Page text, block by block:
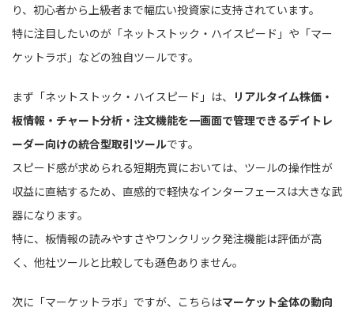
り、初心者から上級者まで幅広い投資家に支持されています。
特に注目したいのが「ネットストック・ハイスピード」や「マー
ケットラボ」などの独自ツールです。
まず「ネットストック・ハイスピード」は、
リアルタイム株価・
板情報・チャート分析・注文機能を一画面で管理できるデイトレ
ーダー向けの統合型取引ツールです。
スピード感が求められる短期売買においては、ツールの操作性が
収益に直結するため、直感的で軽快なインターフェースは大きな武
器になります。
特に、板情報の読みやすさやワンクリック発注機能は評価が高
く、他社ツールと比較しても遜色ありません。
次に「マーケットラボ」ですが、こちらはマーケット全体の動向